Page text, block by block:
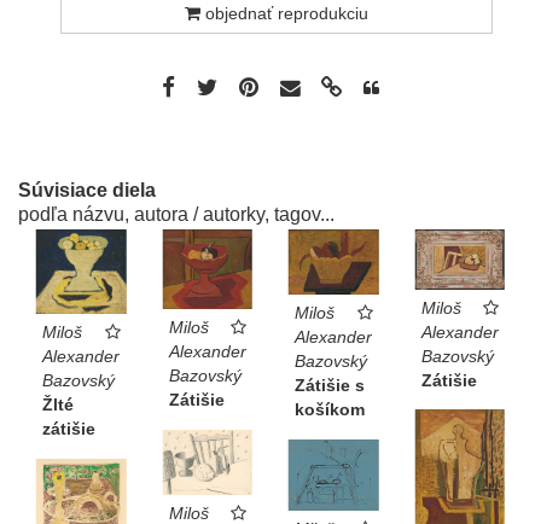
objednať reprodukciu
Súvisiace diela
podľa názvu, autora / autorky, tagov...
Miloš
Alexander
Bazovský
Žlté
zátišie
Miloš
Alexander
Bazovský
Zátišie
Miloš
Alexander
Bazovský
Zátišie s
košíkom
Miloš
Alexander
Bazovský
Zátišie
Miloš